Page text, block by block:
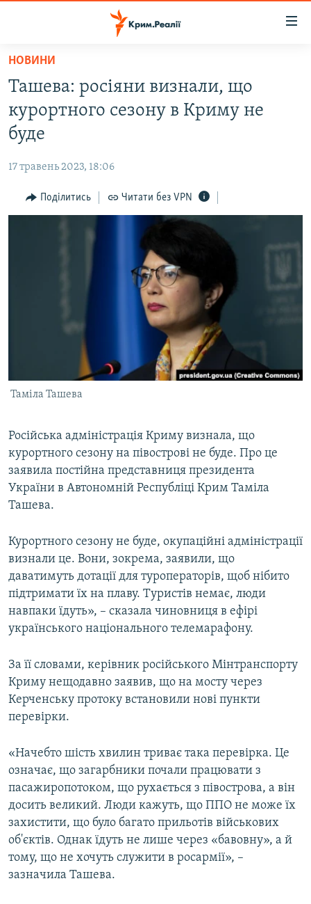
Перейти
основного
матеріалу
Перейти
до
основної
навігації
Перейти
до
ВІДЕО ТА ФОТО
БЛОГИ
ПОГЛЯД
ВІДЕОУРОКИ «ELIFBE»
СВІДЧЕННЯ ОКУПАЦІЇ
УКРАЇНСЬКА ПРОБЛЕМА КРИМУ
ІНФОГРАФІКА
ЯК ОБІЙТИ БЛОКУВАННЯ
ДОЛУЧАЙСЯ!
Усі сайти RFE/RL
НОВИНИ
Ташева: росіяни визнали, що
курортного сезону в Криму не
буде
17 травень 2023, 18:06
Поділитись Читати без VPN
Таміла Ташева
Російська адміністрація Криму визнала, що
курортного сезону на півострові не буде. Про це
заявила постійна представниця президента
України в Автономній Республіці Крим Таміла
Ташева.
Курортного сезону не буде, окупаційні адміністрації
визнали це. Вони, зокрема, заявили, що
даватимуть дотації для туроператорів, щоб нібито
підтримати їх на плаву. Туристів немає, люди
навпаки їдуть», – сказала чиновниця в ефірі
українського національного телемарафону.
За її словами, керівник російського Мінтранспорту
Криму нещодавно заявив, що на мосту через
Керченську протоку встановили нові пункти
перевірки.
«Начебто шість хвилин триває така перевірка. Це
означає, що загарбники почали працювати з
пасажиропотоком, що рухається з півострова, а він
досить великий. Люди кажуть, що ППО не може їх
захистити, що було багато прильотів військових
об'єктів. Однак їдуть не лише через «бавовну», а й
тому, що не хочуть служити в росармії», –
зазначила Ташева.